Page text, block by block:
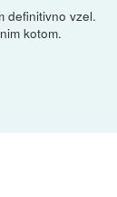
definitivno vzel.
kotom.